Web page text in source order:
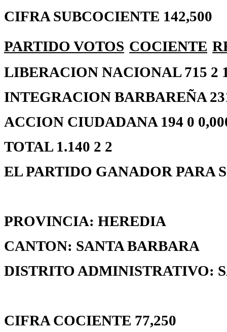
CIFRA SUBCOCIENTE 142,500
PARTIDO VOTOS COCIENTE
LIBERACION NACIONAL 715 2
INTEGRACION BARBAREÑA
ACCION CIUDADANA 194 0
TOTAL 1.140 2 2
EL PARTIDO GANADOR PARA
PROVINCIA: HEREDIA
CANTON: SANTA BARBARA
DISTRITO ADMINISTRATIVO:
CIFRA COCIENTE 77,250